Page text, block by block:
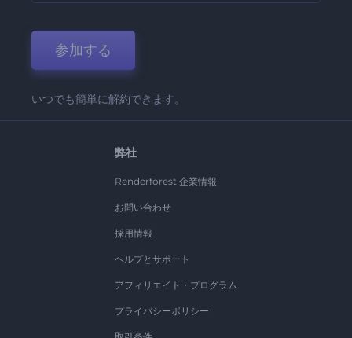
参加する
いつでも簡単に解約できます。
弊社
Renderforest 企業情報
お問い合わせ
採用情報
ヘルプとサポート
アフィリエイト・プログラム
プライバシーポリシー